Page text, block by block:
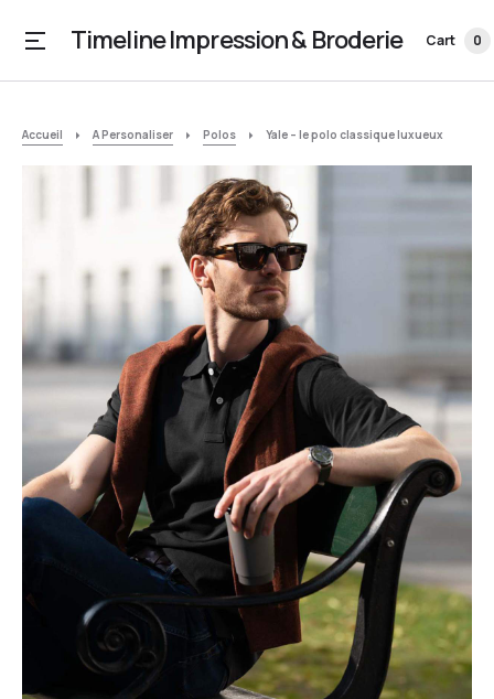
Timeline Impression & Broderie Cart 0
Accueil A Personaliser Polos Yale – le polo classique luxueux